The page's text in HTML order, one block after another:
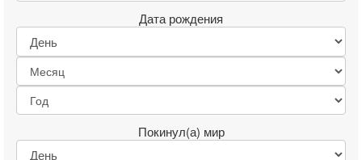
Дата рождения
Покинул(а) мир